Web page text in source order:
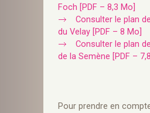
Foch [PDF – 8,3 Mo]
Consulter le plan
du Velay [PDF – 8 Mo]
Consulter le plan
de la Semène [PDF –
Pour prendre en